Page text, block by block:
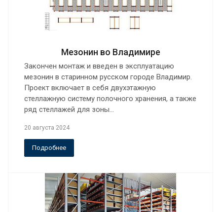
Мезонин во Владимире
Закончен монтаж и введен в эксплуатацию
мезонин в старинном русском городе Владимир.
Проект включает в себя двухэтажную
стеллажную систему полочного хранения, а также
ряд стеллажей для зоны…
20 августа 2024
Подробнее